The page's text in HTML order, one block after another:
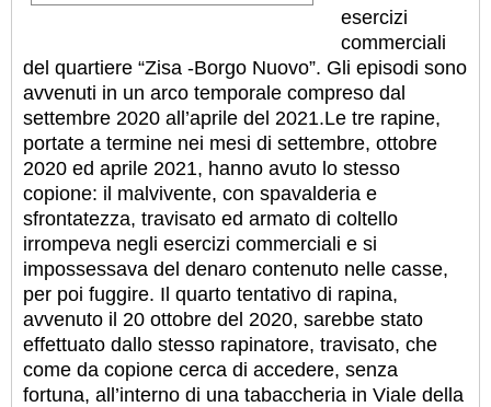
esercizi
commerciali
del quartiere “Zisa -Borgo Nuovo”. Gli episodi sono
avvenuti in un arco temporale compreso dal
settembre 2020 all’aprile del 2021.Le tre rapine,
portate a termine nei mesi di settembre, ottobre
2020 ed aprile 2021, hanno avuto lo stesso
copione: il malvivente, con spavalderia e
sfrontatezza, travisato ed armato di coltello
irrompeva negli esercizi commerciali e si
impossessava del denaro contenuto nelle casse,
per poi fuggire. Il quarto tentativo di rapina,
avvenuto il 20 ottobre del 2020, sarebbe stato
effettuato dallo stesso rapinatore, travisato, che
come da copione cerca di accedere, senza
fortuna, all’interno di una tabaccheria in Viale della